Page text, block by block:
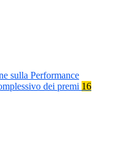
sulla Performance
dei premi 16